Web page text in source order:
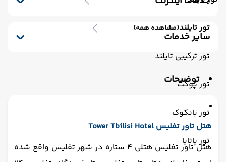
تور تایلند(مشاهده همه)
تور ترکیبی تایلند
تور پوکت
تور بانکوک
تور پاتایا
نگهداری بچه
کافی شاپ
خشکشویی
صندوق امانات
سشوار
پذیرش 24 ساعته
اتاق چمدان
اینترنت بیسیم رایگان در اتاقها
سایر خدمات
ترانسفر رفت (استقبال)
سالن چند منظوره
توضیحات
هتل تاور تفلیس Tower Tbilisi Hotel
هتل تاور تفلیس هتلی 4 ستاره در شهر تفلیس واقع شده